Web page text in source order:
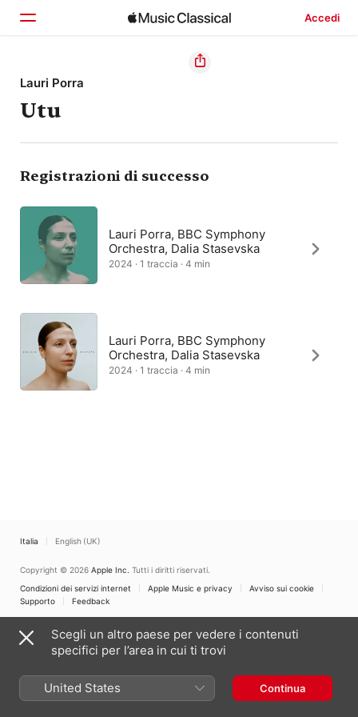
Accedi
Home
Scopri
Cerca
Lauri Porra
Utu
Registrazioni di successo
Lauri Porra, BBC Symphony
Orchestra, Dalia Stasevska
2024 · 1 traccia · 4 min
Lauri Porra, BBC Symphony
Orchestra, Dalia Stasevska
2024 · 1 traccia · 4 min
Italia English (UK)
Copyright © 2026 Apple Inc. Tutti i diritti riservati.
Condizioni dei servizi internet
Apple Music e privacy
Avviso sui cookie
Supporto
Feedback
Scegli un altro paese per vedere i contenuti
specifici per l’area in cui ti trovi
United States Continua